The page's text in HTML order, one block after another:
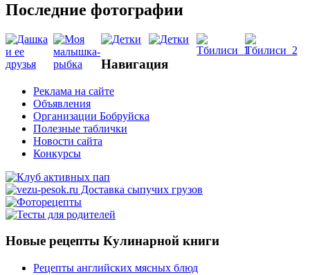
Последние фотографии
Навигация
Реклама на сайте
Объявления
Организации Бобруйска
Полезные таблички
Новости сайта
Конкурсы
Новые рецепты Кулинарной книги
Рецепты английских мясных блюд